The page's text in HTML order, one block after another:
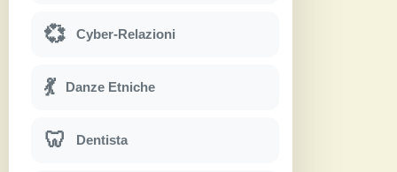
💞 Cyber-Relazioni
💃 Danze Etniche
🦷 Dentista